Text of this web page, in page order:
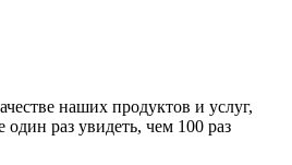
наших продуктов и услуг,
один раз увидеть, чем 100 раз